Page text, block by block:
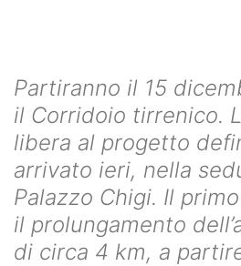
Partiranno il 15
il Corridoio tirrenico.
libera al progetto
arrivato ieri, nella
Palazzo Chigi. Il
il prolungamento
di circa 4 km, a